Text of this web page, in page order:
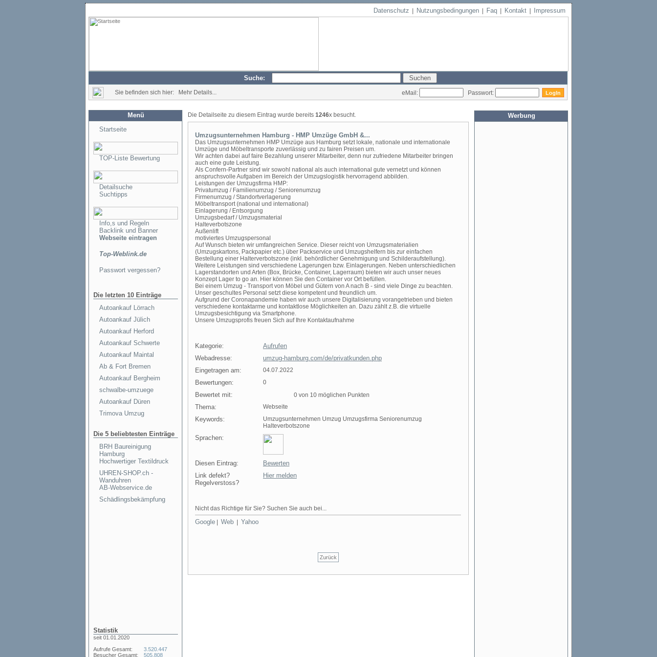
Datenschutz Nutzungsbedingungen Faq Kontakt Impressum
Suche:
Sie befinden sich hier: Mehr Details... eMail: Passwort:
Menü
Startseite
TOP-Liste Bewertung
Detailsuche
Suchtipps
Info,s und Regeln
Backlink und Banner
Webseite eintragen
Top-Weblink.de
Passwort vergessen?
Die letzten 10 Einträge
Autoankauf Lörrach
Autoankauf Jülich
Autoankauf Herford
Autoankauf Schwerte
Autoankauf Maintal
Ab & Fort Bremen
Autoankauf Bergheim
schwalbe-umzuege
Autoankauf Düren
Trimova Umzug
Die 5 beliebtesten Einträge
BRH Baureinigung
Hamburg
Hochwertiger Textildruck
UHREN-SHOP.ch -
Wanduhren
AB-Webservice.de
Schädlingsbekämpfung
Statistik
seit 01.01.2020
Aufrufe Gesamt:
Besucher Gesamt:
3.520.447
505.808
Die Detailseite zu diesem Eintrag wurde bereits 1246x besucht.
Umzugsunternehmen Hamburg - HMP Umzüge GmbH &...
Das Umzugsunternehmen HMP Umzüge aus Hamburg setzt lokale, nationale und internationale
Umzüge und Möbeltransporte zuverlässig und zu fairen Preisen um.
Wir achten dabei auf faire Bezahlung unserer Mitarbeiter, denn nur zufriedene Mitarbeiter bringen
auch eine gute Leistung.
Als Confern-Partner sind wir sowohl national als auch international gute vernetzt und können
anspruchsvolle Aufgaben im Bereich der Umzugslogistik hervorragend abbilden.
Leistungen der Umzugsfirma HMP:
Privatumzug / Familienumzug / Seniorenumzug
Firmenumzug / Standortverlagerung
Möbeltransport (national und international)
Einlagerung / Entsorgung
Umzugsbedarf / Umzugsmaterial
Halteverbotszone
Außenlift
motiviertes Umzugspersonal
Auf Wunsch bieten wir umfangreichen Service. Dieser reicht von Umzugsmaterialien
(Umzugskartons, Packpapier etc.) über Packservice und Umzugshelfern bis zur einfachen
Bestellung einer Halterverbotszone (inkl. behördlicher Genehmigung und Schilderaufstellung).
Weitere Leistungen sind verschiedene Lagerungen bzw. Einlagerungen. Neben unterschiedlichen
Lagerstandorten und Arten (Box, Brücke, Container, Lagerraum) bieten wir auch unser neues
Konzept Lager to go an. Hier können Sie den Container vor Ort befüllen.
Bei einem Umzug - Transport von Möbel und Gütern von A nach B - sind viele Dinge zu beachten.
Unser geschultes Personal setzt diese kompetent und freundlich um.
Aufgrund der Coronapandemie haben wir auch unsere Digitalisierung vorangetrieben und bieten
verschiedene kontaktarme und kontaktlose Möglichkeiten an. Dazu zählt z.B. die virtuelle
Umzugsbesichtigung via Smartphone.
Unsere Umzugsprofis freuen Sich auf Ihre Kontaktaufnahme
Kategorie:
Aufrufen
Webadresse:
umzug-hamburg.com/de/privatkunden.php
Eingetragen am:
04.07.2022
Bewertungen: 0
Bewertet mit: 0 von 10 möglichen Punkten
Thema: Webseite
Keywords:
Umzugsunternehmen Umzug Umzugsfirma Seniorenumzug
Halteverbotszone
Sprachen:
Diesen Eintrag:
Bewerten
Link defekt?
Regelverstoss?
Hier melden
Nicht das Richtige für Sie? Suchen Sie auch bei...
Google Web Yahoo
Zurück
Werbung